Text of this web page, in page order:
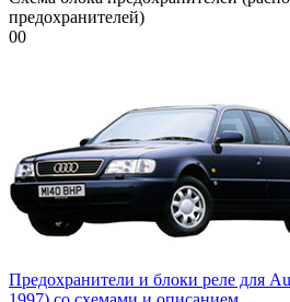
предохранителей)
00
Предохранители и блоки реле для